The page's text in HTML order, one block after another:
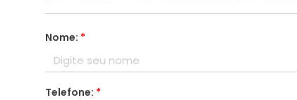
Nome: *
Telefone: *